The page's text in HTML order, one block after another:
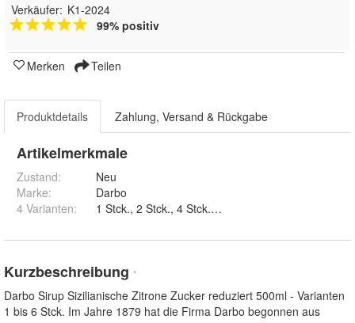
Verkäufer: K1-2024
99% positiv
Merken Teilen
Produktdetails Zahlung, Versand & Rückgabe
Artikelmerkmale
Zustand:
Neu
Marke:
Darbo
4 Varianten:
Kurzbeschreibung *
Darbo Sirup Sizilianische Zitrone Zucker reduziert 500ml - Varianten
1 bis 6 Stck. Im Jahre 1879 hat die Firma Darbo begonnen aus